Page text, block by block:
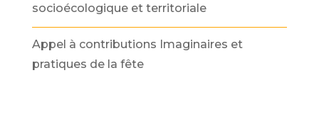
socioécologique et territoriale
Appel à contributions Imaginaires et
pratiques de la fête